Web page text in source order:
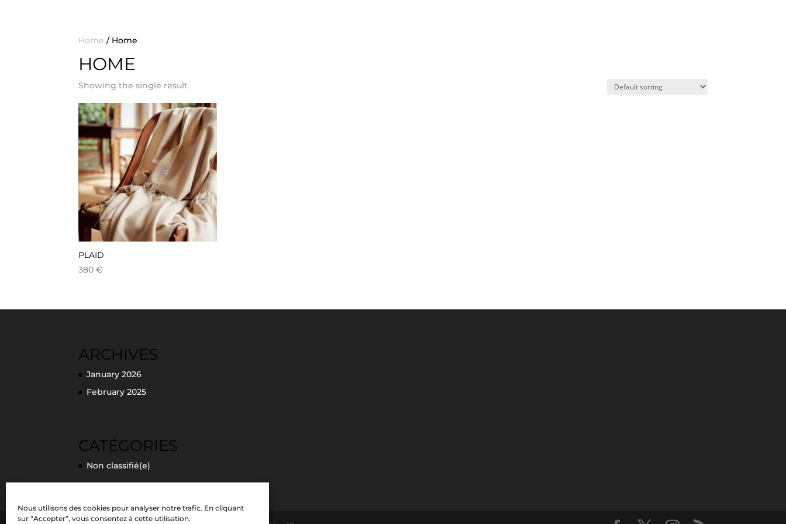
Nous utilisons des cookies pour analyser notre trafic. En cliquant
sur “Accepter”, vous consentez à cette utilisation.
Home / Home
HOME
Showing the single result
PLAID
380€
ARCHIVES
January 2026
February 2025
CATÉGORIES
Non classifié(e)